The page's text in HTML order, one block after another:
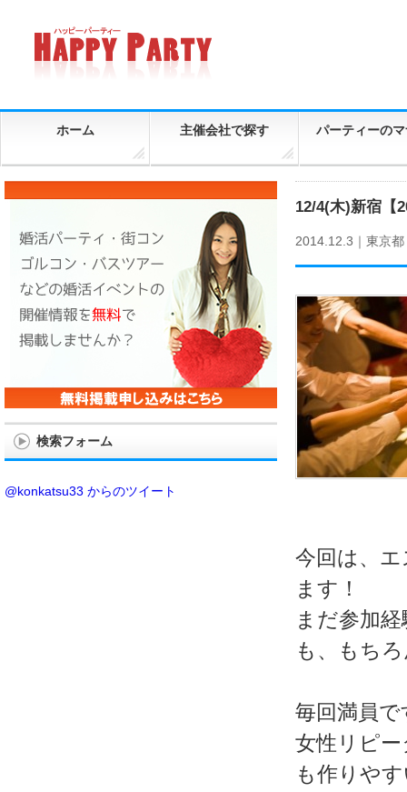
ホーム 主催会社で探す パーティーの
12/4(木)新宿【
2014.12.3｜ 東京都
今回は、
ます！
まだ参加
も、もち
毎回満員
女性リピ
も作りや
検索フォーム
@konkatsu33 からのツイート